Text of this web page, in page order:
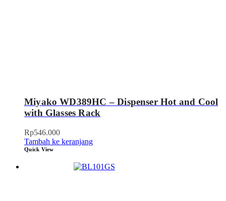
Miyako WD389HC – Dispenser Hot and Cool
with Glasses Rack
Rp546.000
Tambah ke keranjang
Quick View